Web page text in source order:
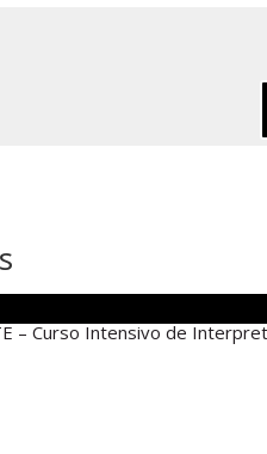
– Curso Intensivo de